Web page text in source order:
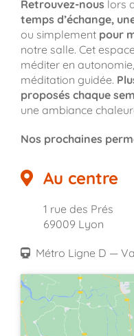
Retrouvez-nous lors
temps d’échange,
ou simplement pour
notre salle. Cet
méditer en
méditation guidée.
proposés chaque
une ambiance
Nos prochaines
Au centre
1 rue des Prés
69009 Lyon
Métro Ligne D —